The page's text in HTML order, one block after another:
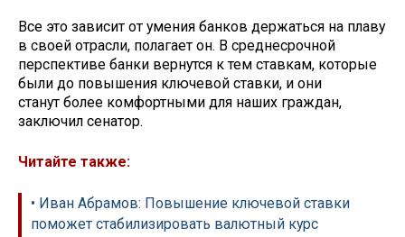
Все это зависит от умения банков держаться на плаву
в своей отрасли, полагает он. В среднесрочной
перспективе банки вернутся к тем ставкам, которые
были до повышения ключевой ставки, и они
станут более комфортными для наших граждан,
заключил сенатор.
Читайте также:
• Иван Абрамов: Повышение ключевой ставки
поможет стабилизировать валютный курс